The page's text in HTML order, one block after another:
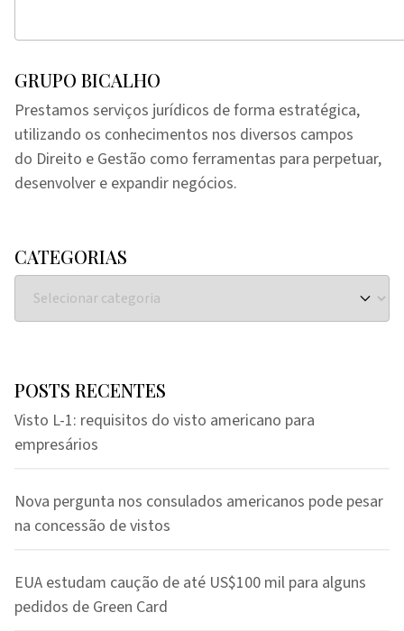
GRUPO BICALHO
Prestamos serviços jurídicos de forma estratégica,
utilizando os conhecimentos nos diversos campos
do Direito e Gestão como ferramentas para perpetuar,
desenvolver e expandir negócios.
CATEGORIAS
POSTS RECENTES
Visto L-1: requisitos do visto americano para
empresários
Nova pergunta nos consulados americanos pode pesar
na concessão de vistos
EUA estudam caução de até US$100 mil para alguns
pedidos de Green Card